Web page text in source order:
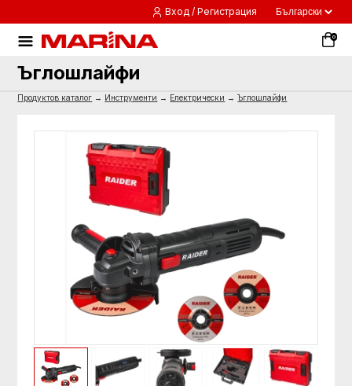
Вход / Регистрация
0
Ъглошлайфи
Продуктов каталог → Инструменти → Електрически →Ъглошлайфи